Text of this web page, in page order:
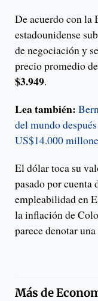
De acuerdo con la
estadounidense
de negociación y
precio promedio
$3.949.
Lea también:
del mundo
US$14.000
El dólar toca su
pasado por cuenta
empleabilidad en
la inflación de
parece denotar
Más de